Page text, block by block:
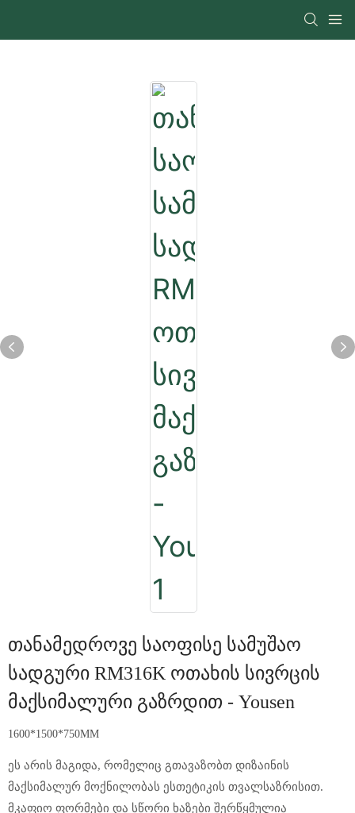
Თანამედროვე Საოფისე Სამუშაო
Სადგური RM316K Ოთახის Სივრცის
Მაქსიმალური Გაზრდით - Yousen
1600*1500*750MM
ეს არის მაგიდა, რომელიც გთავაზობთ დიზაინის
მაქსიმალურ მოქნილობას ესთეტიკის თვალსაზრისით.
მკაფიო ფორმები და სწორი ხაზები შერწყმულია